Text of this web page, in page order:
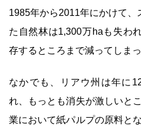
1985年から2011年にかけて、
た自然林は1,300万haも失わ
存するところまで減ってしま
なかでも、リアウ州は年に
れ、もっとも消失が激しいと
業において紙パルプの原料と